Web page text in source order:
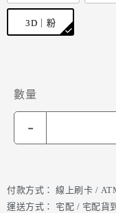
3D｜粉
數量
-
付款方式： 線上刷卡 /
運送方式：
宅配 / 宅配貨